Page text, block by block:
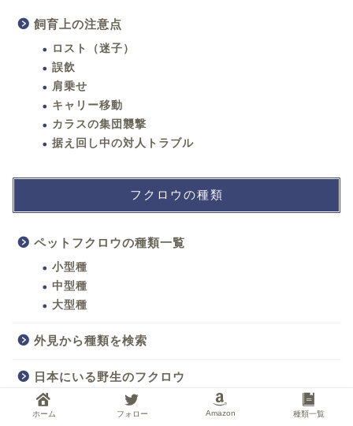
飼育上の注意点
ロスト（迷子）
誤飲
肩乗せ
キャリー移動
カラスの集団襲撃
据え回し中の対人トラブル
フクロウの種類
ペットフクロウの種類一覧
小型種
中型種
大型種
外見から種類を検索
日本にいる野生のフクロウ
ホーム フォロー Amazon 種類一覧